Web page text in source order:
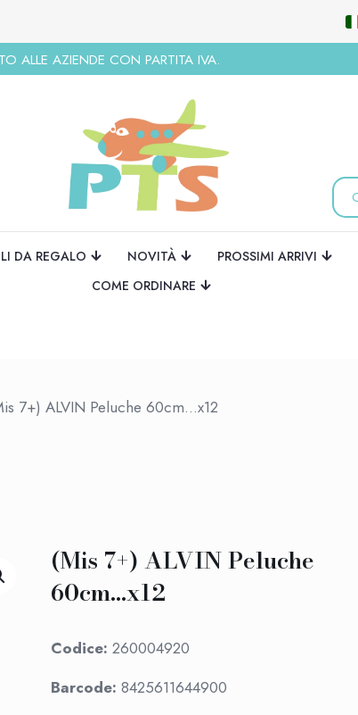
ALLE AZIENDE CON PARTITA IVA.
DA REGALO NOVITÀ PROSSIMI ARRIVI
COME ORDINARE
7+) ALVIN Peluche 60cm…x12
(Mis 7+) ALVIN Peluche
60cm…x12
Codice: 260004920
Barcode: 8425611644900